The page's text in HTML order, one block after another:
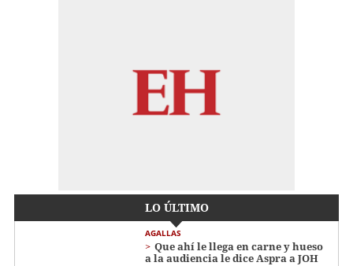
LO ÚLTIMO
AGALLAS
Que ahí le llega en carne y hueso
a la audiencia le dice Aspra a JOH